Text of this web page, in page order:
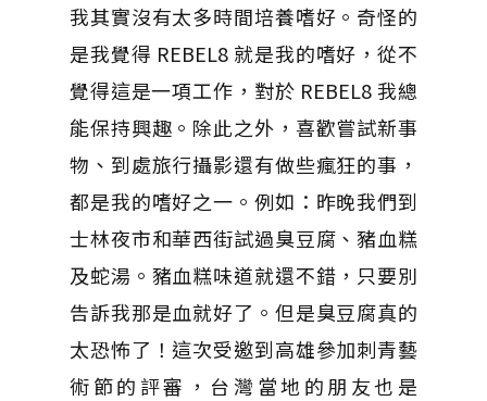
我其實沒有太多時間培養嗜好。奇怪的
是我覺得 REBEL8 就是我的嗜好，從不
覺得這是一項工作，對於 REBEL8 我總
能保持興趣。除此之外，喜歡嘗試新事
物、到處旅行攝影還有做些瘋狂的事，
都是我的嗜好之一。例如：昨晚我們到
士林夜市和華西街試過臭豆腐、豬血糕
及蛇湯。豬血糕味道就還不錯，只要別
告訴我那是血就好了。但是臭豆腐真的
太恐怖了！這次受邀到高雄參加刺青藝
術節的評審，台灣當地的朋友也是